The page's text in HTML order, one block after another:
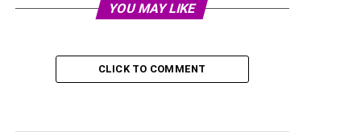
YOU MAY LIKE
CLICK TO COMMENT